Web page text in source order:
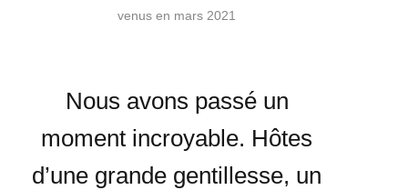
venus en mars 2021
Nous avons passé un
moment incroyable. Hôtes
d’une grande gentillesse, un